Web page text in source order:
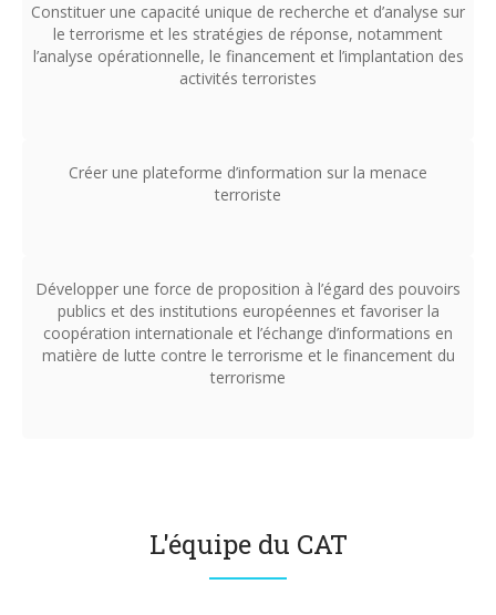
Constituer une capacité unique de recherche et d’analyse sur
le terrorisme et les stratégies de réponse, notamment
l’analyse opérationnelle, le financement et l’implantation des
activités terroristes
Créer une plateforme d’information sur la menace
terroriste
Développer une force de proposition à l’égard des pouvoirs
publics et des institutions européennes et favoriser la
coopération internationale et l’échange d’informations en
matière de lutte contre le terrorisme et le financement du
terrorisme
L'équipe du CAT